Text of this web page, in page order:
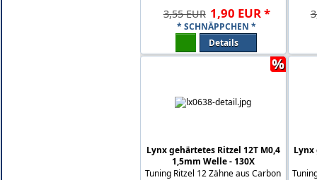
3,55 EUR 1,90 EUR*
* SCHNÄPPCHEN *
Details
Lynx gehärtetes Ritzel 12T M0,4
1,5mm Welle - 130X
Tuning Ritzel 12 Zähne aus Carbon
%
Lynx